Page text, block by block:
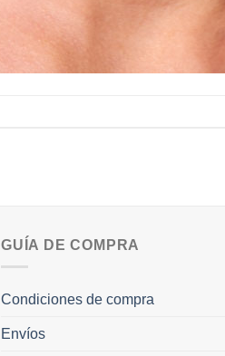
GUÍA DE COMPRA
Condiciones de compra
Envíos